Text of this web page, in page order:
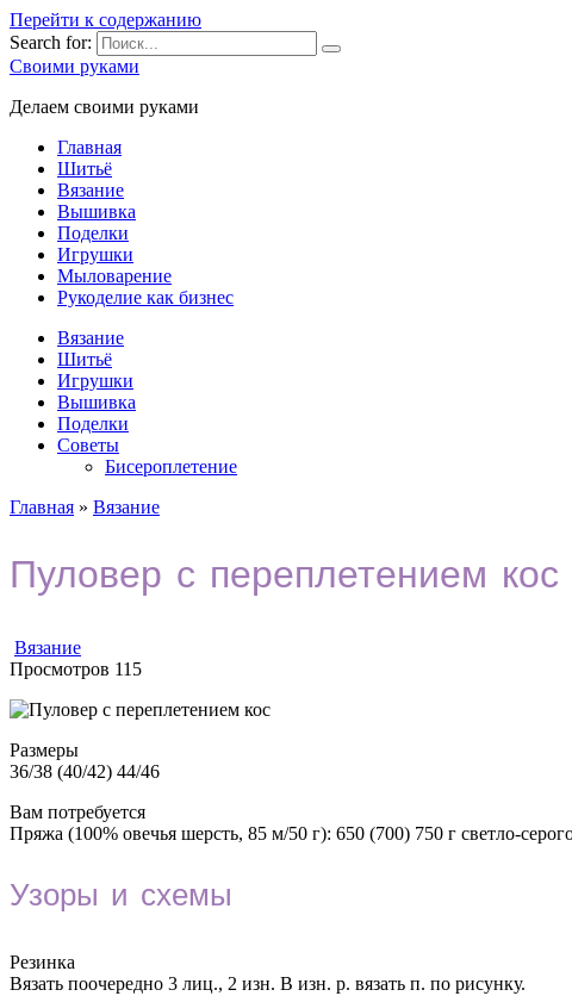
Перейти к содержанию
Search for:
Своими руками
Делаем своими руками
Главная
Шитьё
Вязание
Вышивка
Поделки
Игрушки
Мыловарение
Рукоделие как бизнес
Вязание
Шитьё
Игрушки
Вышивка
Поделки
Советы
Бисероплетение
Главная » Вязание
Пуловер с переплетением кос
Вязание
Просмотров 115
Размеры
36/38 (40/42) 44/46
Вам потребуется
Пряжа (100% овечья шерсть, 85 м/50 г): 650 (700) 750 г светло-
Узоры и схемы
Резинка
Вязать поочередно 3 лиц., 2 изн. В изн. р. вязать п. по рисунку.